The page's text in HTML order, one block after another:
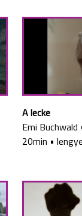
A lecke
Emi Buchwald
20min •